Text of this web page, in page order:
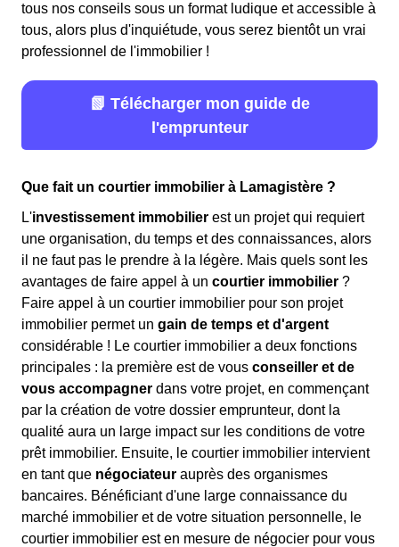
tous nos conseils sous un format ludique et accessible à
tous, alors plus d'inquiétude, vous serez bientôt un vrai
professionnel de l'immobilier !
📗 Télécharger mon guide de
l'emprunteur
Que fait un courtier immobilier à Lamagistère ?
L'investissement immobilier est un projet qui requiert
une organisation, du temps et des connaissances, alors
il ne faut pas le prendre à la légère. Mais quels sont les
avantages de faire appel à un courtier immobilier ?
Faire appel à un courtier immobilier pour son projet
immobilier permet un gain de temps et d'argent
considérable ! Le courtier immobilier a deux fonctions
principales : la première est de vous conseiller et de
vous accompagner dans votre projet, en commençant
par la création de votre dossier emprunteur, dont la
qualité aura un large impact sur les conditions de votre
prêt immobilier. Ensuite, le courtier immobilier intervient
en tant que négociateur auprès des organismes
bancaires. Bénéficiant d'une large connaissance du
marché immobilier et de votre situation personnelle, le
courtier immobilier est en mesure de négocier pour vous